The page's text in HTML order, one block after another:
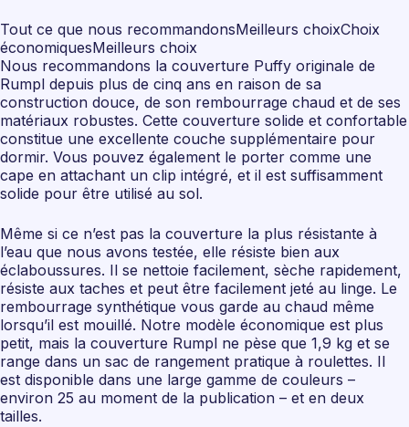
Tout ce que nous recommandonsMeilleurs choixChoix
économiquesMeilleurs choix
Nous recommandons la couverture Puffy originale de
Rumpl depuis plus de cinq ans en raison de sa
construction douce, de son rembourrage chaud et de ses
matériaux robustes. Cette couverture solide et confortable
constitue une excellente couche supplémentaire pour
dormir. Vous pouvez également le porter comme une
cape en attachant un clip intégré, et il est suffisamment
solide pour être utilisé au sol.
Même si ce n’est pas la couverture la plus résistante à
l’eau que nous avons testée, elle résiste bien aux
éclaboussures. Il se nettoie facilement, sèche rapidement,
résiste aux taches et peut être facilement jeté au linge. Le
rembourrage synthétique vous garde au chaud même
lorsqu’il est mouillé. Notre modèle économique est plus
petit, mais la couverture Rumpl ne pèse que 1,9 kg et se
range dans un sac de rangement pratique à roulettes. Il
est disponible dans une large gamme de couleurs –
environ 25 au moment de la publication – et en deux
tailles.